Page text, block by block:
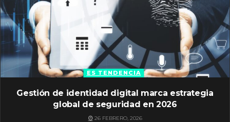
ES TENDENCIA
Gestión de identidad digital marca estrategia
global de seguridad en 2026
26 FEBRERO, 2026